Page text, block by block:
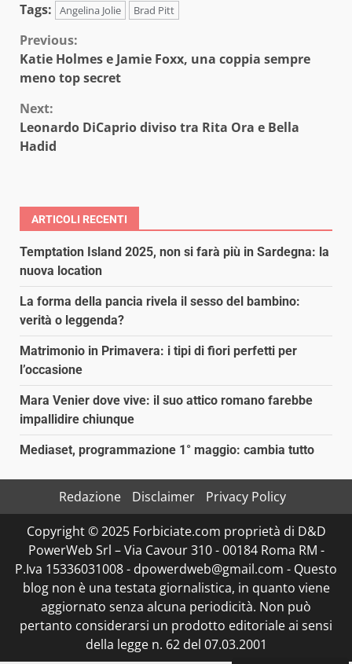
Tags:
Angelina Jolie Brad Pitt
Continue
Reading
Previous:
Katie Holmes e Jamie Foxx, una coppia sempre
meno top secret
Next:
Leonardo DiCaprio diviso tra Rita Ora e Bella
Hadid
ARTICOLI RECENTI
Temptation Island 2025, non si farà più in Sardegna: la
nuova location
La forma della pancia rivela il sesso del bambino:
verità o leggenda?
Matrimonio in Primavera: i tipi di fiori perfetti per
l’occasione
Mara Venier dove vive: il suo attico romano farebbe
impallidire chiunque
Mediaset, programmazione 1° maggio: cambia tutto
Redazione Disclaimer
Privacy Policy
Copyright © 2025 Forbiciate.com proprietà di D&D
PowerWeb Srl – Via Cavour 310 - 00184 Roma RM -
P.Iva 15336031008 - dpowerdweb@gmail.com - Questo
blog non è una testata giornalistica, in quanto viene
aggiornato senza alcuna periodicità. Non può
pertanto considerarsi un prodotto editoriale ai sensi
della legge n. 62 del 07.03.2001